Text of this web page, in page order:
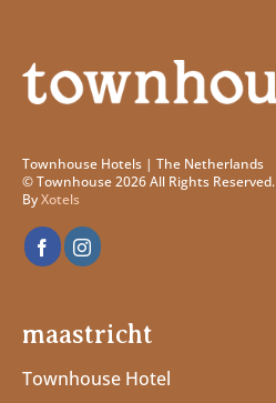
Townhouse Hotels | The Netherlands
© Townhouse 2026 All Rights Reserved.
ByXotels
maastricht
Townhouse Hotel